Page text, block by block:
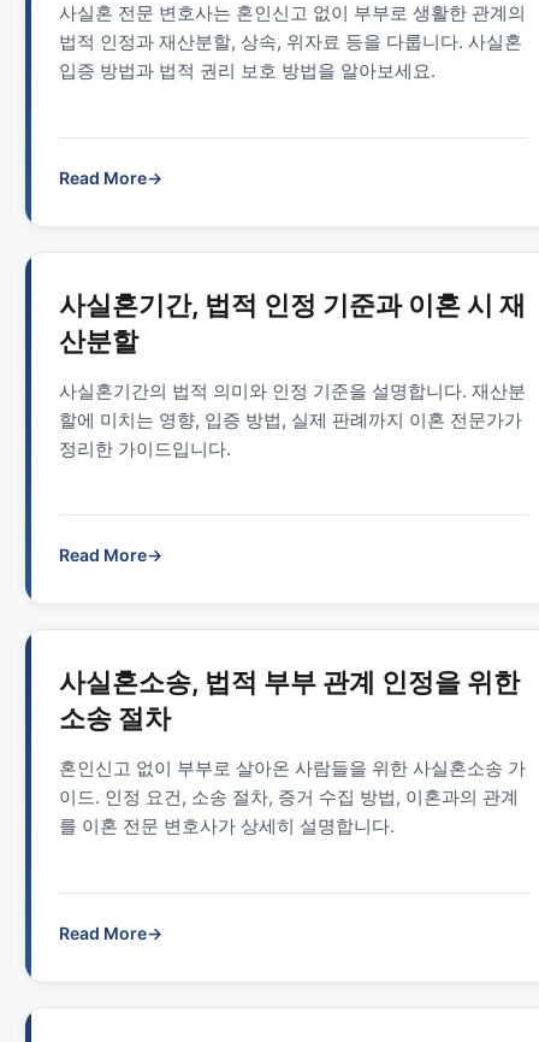
사실혼 전문 변호사는 혼인신고 없이 부부로 생활한 관계의
법적 인정과 재산분할, 상속, 위자료 등을 다룹니다. 사실혼
입증 방법과 법적 권리 보호 방법을 알아보세요.
Read More→
사실혼기간, 법적 인정 기준과 이혼 시 재
산분할
사실혼기간의 법적 의미와 인정 기준을 설명합니다. 재산분
할에 미치는 영향, 입증 방법, 실제 판례까지 이혼 전문가가
정리한 가이드입니다.
Read More→
사실혼소송, 법적 부부 관계 인정을 위한
소송 절차
혼인신고 없이 부부로 살아온 사람들을 위한 사실혼소송 가
이드. 인정 요건, 소송 절차, 증거 수집 방법, 이혼과의 관계
를 이혼 전문 변호사가 상세히 설명합니다.
Read More→